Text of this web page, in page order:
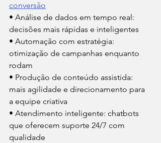
conversão
• Análise de dados em tempo real:
decisões mais rápidas e inteligentes
• Automação com estratégia:
otimização de campanhas enquanto
rodam
• Produção de conteúdo assistida:
mais agilidade e direcionamento para
a equipe criativa
• Atendimento inteligente: chatbots
que oferecem suporte 24/7 com
qualidade